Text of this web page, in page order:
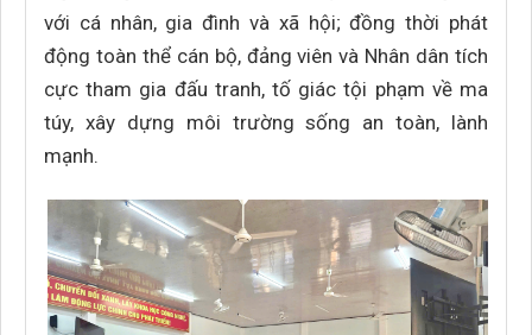
với cá nhân, gia đình và xã hội; đồng thời phát
động toàn thể cán bộ, đảng viên và Nhân dân tích
cực tham gia đấu tranh, tố giác tội phạm về ma
túy, xây dựng môi trường sống an toàn, lành
mạnh.